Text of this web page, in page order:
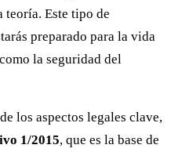
teoría. Este tipo de
preparado para la vida
la seguridad del
los aspectos legales clave,
1/2015, que es la base de